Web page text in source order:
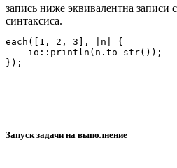
запись ниже эквивалентна записи
синтаксиса.
each([1, 2, 3], |n| {
    io::println(n.to_str());
Запуск задачи на выполнение